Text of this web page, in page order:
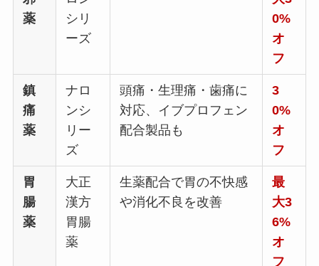
薬
シリ
ーズ
0%
オ
フ
鎮
痛
薬
ナロ
ンシ
リー
ズ
頭痛・生理痛・歯痛に
対応、イブプロフェン
配合製品も
3
0%
オ
フ
胃
腸
薬
大正
漢方
胃腸
薬
生薬配合で胃の不快感
や消化不良を改善
最
大3
6%
オ
フ